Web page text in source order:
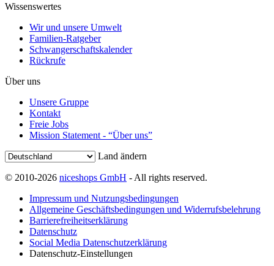
Wissenswertes
Wir und unsere Umwelt
Familien-Ratgeber
Schwangerschaftskalender
Rückrufe
Über uns
Unsere Gruppe
Kontakt
Freie Jobs
Mission Statement - “Über uns”
Land ändern
© 2010-2026 niceshops GmbH - All rights reserved.
Impressum und Nutzungsbedingungen
Allgemeine Geschäftsbedingungen und Widerrufsbelehrung
Barrierefreiheitserklärung
Datenschutz
Social Media Datenschutzerklärung
Datenschutz-Einstellungen